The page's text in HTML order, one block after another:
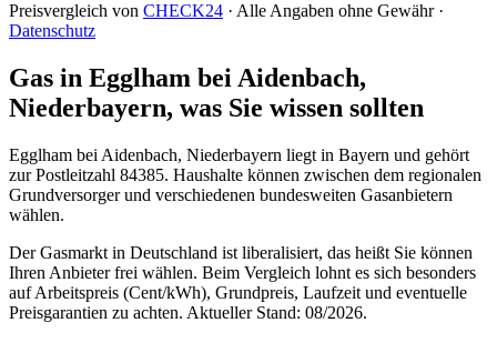
Preisvergleich von CHECK24 · Alle Angaben ohne Gewähr ·
Datenschutz
Gas in Egglham bei Aidenbach,
Niederbayern, was Sie wissen sollten
Egglham bei Aidenbach, Niederbayern liegt in Bayern und gehört
zur Postleitzahl 84385. Haushalte können zwischen dem regionalen
Grundversorger und verschiedenen bundesweiten Gasanbietern
wählen.
Der Gasmarkt in Deutschland ist liberalisiert, das heißt Sie können
Ihren Anbieter frei wählen. Beim Vergleich lohnt es sich besonders
auf Arbeitspreis (Cent/kWh), Grundpreis, Laufzeit und eventuelle
Preisgarantien zu achten. Aktueller Stand: 08/2026.